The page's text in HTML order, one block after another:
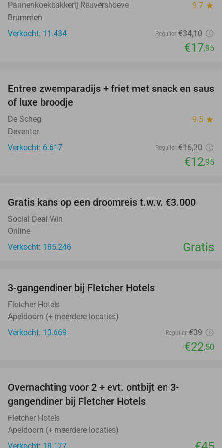
Pannenkoekbakkerij Reuvershoeve 9.7 star
Brummen
Verkocht: 11.434
Regulier €34,10
€17,95
20%
Entree zwemparadijs + friet met snack en saus
of luxe broodje
De Scheg 9.5 star
Deventer
Verkocht: 6.617
Regulier €16,20
€12,95
Gratis kans op een droomreis t.w.v. €3.000
Social Deal Win
Online
Verkocht: 185.246
Gratis
3-gangendiner bij Fletcher Hotels
Fletcher Hotels
Apeldoorn (+ meerdere locaties)
Verkocht: 13.669
Regulier €39
€22,50
Overnachting voor 2 + evt. ontbijt en 3-
gangendiner bij Fletcher Hotels
Fletcher Hotels
Apeldoorn (+ meerdere locaties)
Verkocht: 18.177